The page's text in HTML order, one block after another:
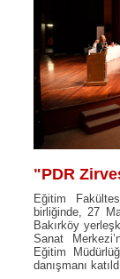
"PDR
Eğitim
birliğinde, 27
Bakırköy
Sanat
Eğitim
danışmanı